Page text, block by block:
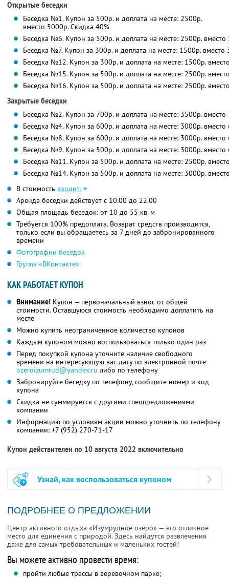
Открытые беседки
Беседка №1. Купон за 500р. и доплата на месте: 2500р.
вместо 5000р.Скидка 40%
Беседка №6. Купон за 500р. и доплата на месте: 2500р.
Беседка №7. Купон за 300р. и доплата на месте: 1500р.
Беседка №12. Купон за 300р. и доплата на месте: 1500р.
Беседка №15. Купон за 500р. и доплата на месте: 2500р.
Беседка №16. Купон за 500р. и доплата на месте: 2500р.
Закрытые беседки
Беседка №2. Купон за 700р. и доплата на месте: 3500р.
Беседка №4. Купон за 600р. и доплата на месте: 3000р.
Беседка №8. Купон за 600р. и доплата на месте: 3000р.
Беседка №9. Купон за 500р. и доплата на месте: 3000р.
Беседка №11. Купон за 500р. и доплата на месте: 2500р.
Беседка №14. Купон за 500р. и доплата на месте: 3000р.
В стоимость входит:
Аренда беседки действует с 10.00 до 22.00
Общая площадь беседок: от 10 до 55 кв. м
Требуется 100% предоплата. Возврат средств производится,
только если вы обращаетесь за 7 дней до забронированного
времени
Фотографии беседок
Группа «ВКонтакте»
КАК РАБОТАЕТ КУПОН
Внимание! Купон — первоначальный взнос от общей
стоимости. Оставшуюся стоимость необходимо доплатить на
месте
Можно купить неограниченное количество купонов
Каждым купоном можно воспользоваться только один раз
Перед покупкой купона уточните наличие свободного
времени на интересующую вас дату по электронной почте
ozeroizumrud@yandex.ru либо по телефону
Забронируйте беседку по телефону, сообщите номер и код
купона
Скидка не суммируется с другими спецпредложениями
компании
Информацию по условиям акции можно уточнить по телефону
компании: +7 (952) 270-71-17
Купон действителен по 10 августа 2022 включительно
Узнай, как воспользоваться купоном
ПОДРОБНЕЕ О ПРЕДЛОЖЕНИИ
Центр активного отдыха «Изумрудное озеро» — это отличное
место для единения с природой. Здесь найдутся развлечения
даже для самых требовательных и маленьких гостей!
Вы можете активно провести время:
пройти любые трассы в верёвочном парке;